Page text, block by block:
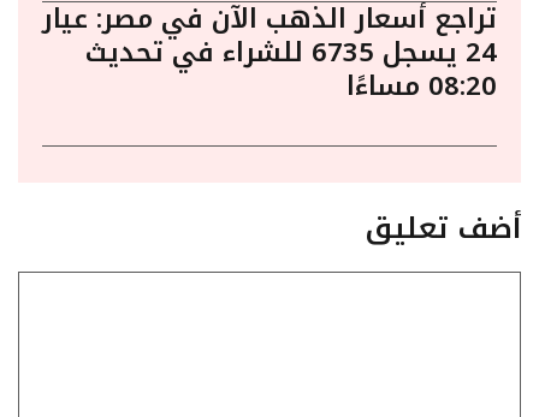
تراجع أسعار الذهب الآن في مصر: عيار
24 يسجل 6735 للشراء في تحديث
08:20 مساءًا
أضف تعليق